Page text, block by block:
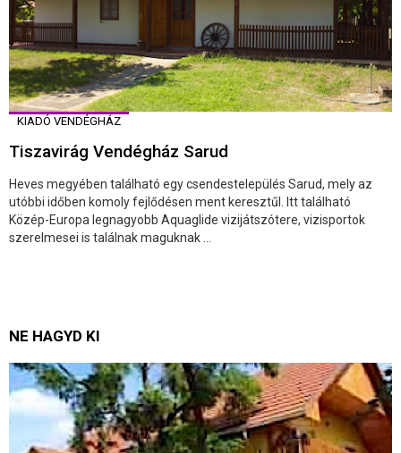
KIADÓ VENDÉGHÁZ
Tiszavirág Vendégház Sarud
Heves megyében található egy csendestelepülés Sarud, mely az
utóbbi időben komoly fejlődésen ment keresztűl. Itt található
Közép-Europa legnagyobb Aquaglide vizijátszótere, vizisportok
szerelmesei is találnak maguknak ...
NE HAGYD KI